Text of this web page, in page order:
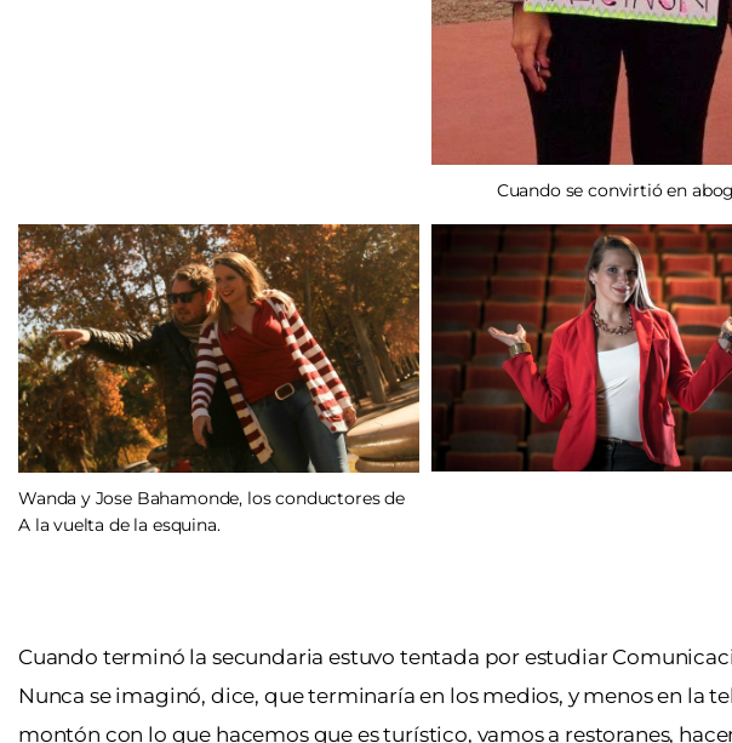
Cuando se convirtió en
Wanda y Jose Bahamonde, los conductores de
A la vuelta de la esquina.
Cuando terminó la secundaria estuvo tentada por estudiar
Nunca se imaginó, dice, que terminaría en los medios, y menos en la
montón con lo que hacemos que es turístico, vamos a restoranes,